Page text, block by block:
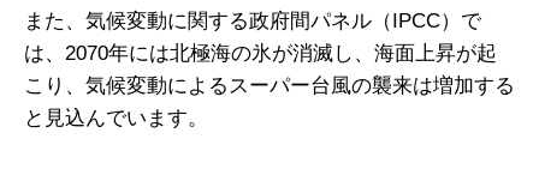
また、気候変動に関する政府間パネル（IPCC）で
は、2070年には北極海の氷が消滅し、海面上昇が起
こり、気候変動によるスーパー台風の襲来は増加する
と見込んでいます。